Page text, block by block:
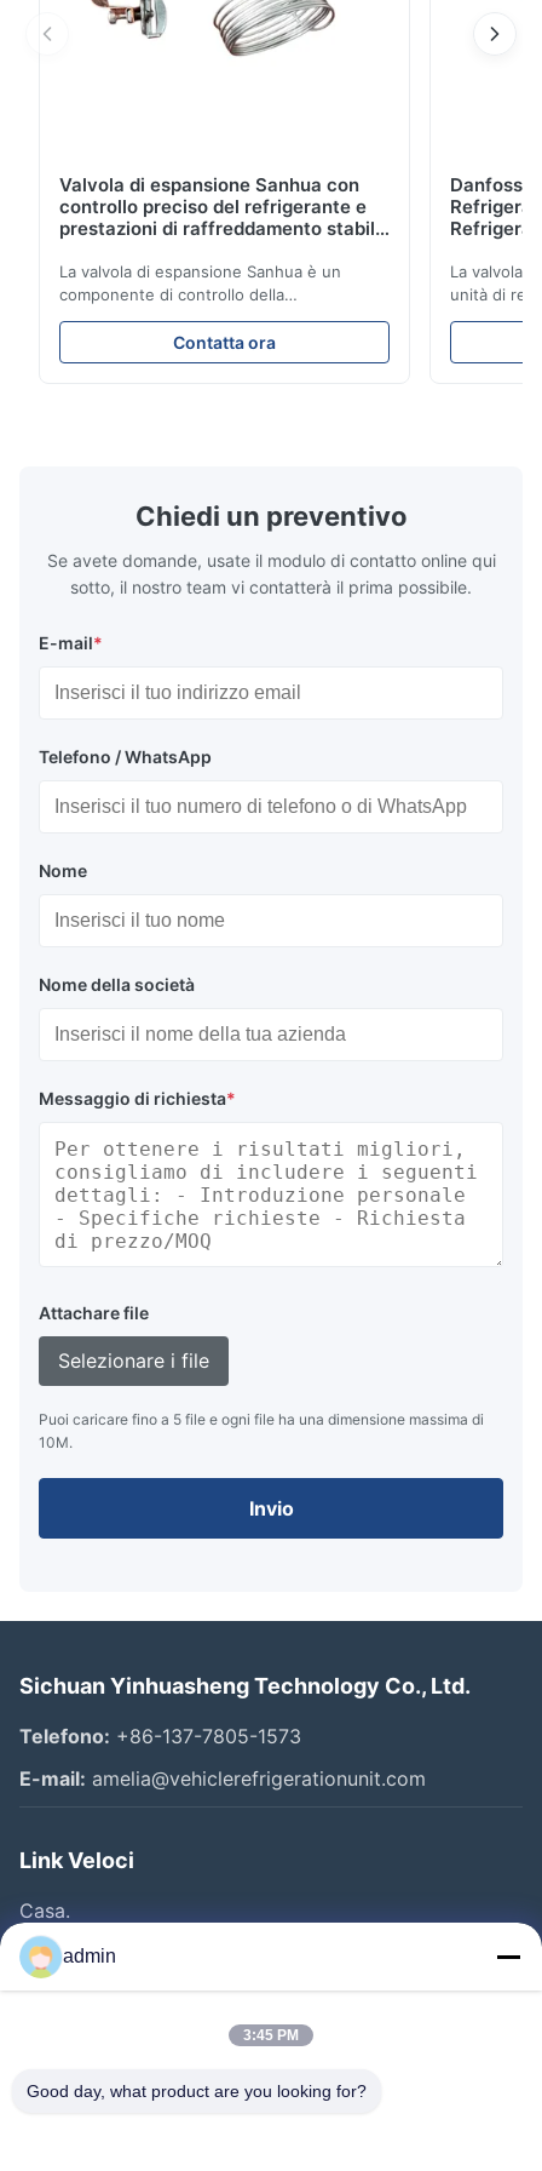
Valvola di espansione Sanhua con
controllo preciso del refrigerante e
prestazioni di raffreddamento stabili
La valvola di espansione Sanhua è un
componente di controllo della
refrigerazione ad alte prestazioni
progettato per unità di refrigerazione di
camion, furgoni refrigerati e sistemi di
Contatta ora
Danfoss
La valvola
unità di
con
stabili ed
Chiedi un preventivo
Se avete domande, usate il modulo di contatto online qui
sotto, il nostro team vi contatterà il prima possibile.
E-mail*
Telefono / WhatsApp
Nome
Nome della società
Messaggio di richiesta*
Attachare file
Selezionare i file
Puoi caricare fino a 5 file e ogni file ha una dimensione massima di
10M.
Invio
Sichuan Yinhuasheng Technology Co., Ltd.
Telefono: +86-137-7805-1573
E-mail: amelia@vehiclerefrigerationunit.com
Link Veloci
Casa.
Prodotti
Video
Visita Alla Fabbrica
admin
3:45 PM
Good day, what product are you looking for?